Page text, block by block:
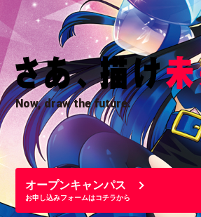
Now, draw the future.
オープンキャンパス
お申し込みフォームはコチラから